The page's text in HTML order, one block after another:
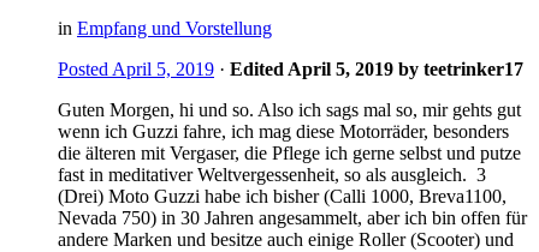
in Empfang und Vorstellung
Posted April 5, 2019 · Edited April 5, 2019 by teetrinker17
Guten Morgen, hi und so. Also ich sags mal so, mir gehts gut
wenn ich Guzzi fahre, ich mag diese Motorräder, besonders
die älteren mit Vergaser, die Pflege ich gerne selbst und putze
fast in meditativer Weltvergessenheit, so als ausgleich. 3
(Drei) Moto Guzzi habe ich bisher (Calli 1000, Breva1100,
Nevada 750) in 30 Jahren angesammelt, aber ich bin offen für
andere Marken und besitze auch einige Roller (Scooter) und